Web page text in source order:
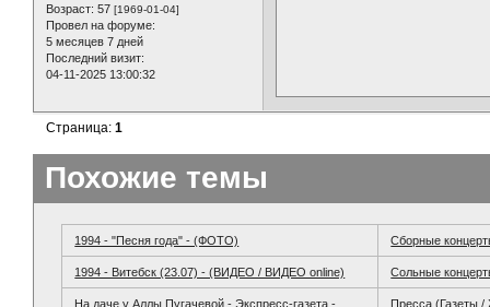
Возраст: 57 [1969-01-04]
Провел на форуме:
5 месяцев 7 дней
Последний визит:
04-11-2025 13:00:32
Страница:1
Похожие темы
1994 - "Песня года" - (ФОТО) Сборные
1994 - Витебск (23.07) - (ВИДЕО / ВИДЕО online) Сольные
На даче у Аллы Пугачевой - Экспресс-газета - Пресса (Газеты